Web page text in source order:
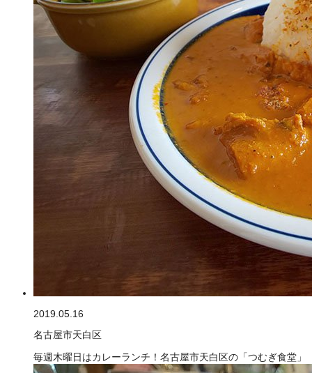
2019.05.16
名古屋市天白区
毎週木曜日はカレーランチ！名古屋市天白区の「つむぎ食堂」